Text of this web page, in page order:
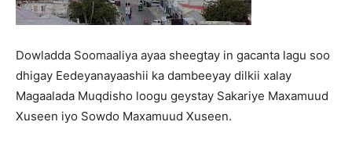
Dowladda Soomaaliya ayaa sheegtay in gacanta lagu soo
dhigay Eedeyanayaashii ka dambeeyay dilkii xalay
Magaalada Muqdisho loogu geystay Sakariye Maxamuud
Xuseen iyo Sowdo Maxamuud Xuseen.